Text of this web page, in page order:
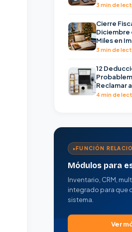
3 min de
Cierre
Diciembre
Miles en
3 min de
12
Reclamar
4 min de
FUNCIÓN
Módulos para
Inventario, CRM,
integrado para que
sistema.
Ver